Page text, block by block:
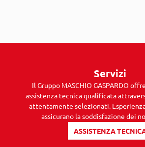
Servizi
Il Gruppo MASCHIO GASPARDO
assistenza tecnica qualificata
attentamente selezionati.
assicurano la soddisfazione dei
ASSISTENZA